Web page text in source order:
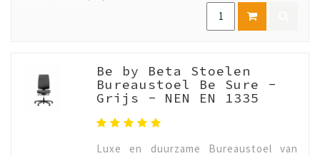
Be by Beta Stoelen
Bureaustoel Be Sure -
Grijs - NEN EN 1335
Luxe en duurzame Bureaustoel van